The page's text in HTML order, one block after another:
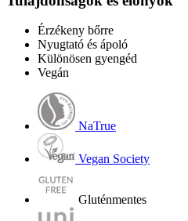
Érzékeny bőrre
Nyugtató és ápoló
Különösen gyengéd
Vegán
NaTrue
Vegan Society
Gluténmentes